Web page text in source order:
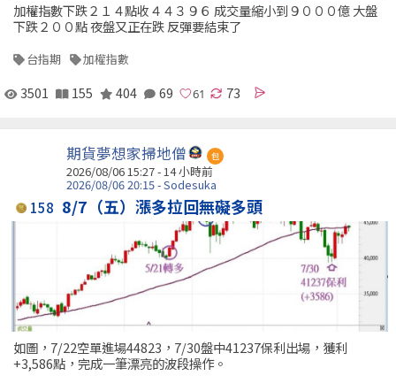
加權指數下跌２１４點收４４３９６ 成交量縮小到９０００億 大盤
下跌２００點 夜盤又正在跌 反彈要結束了
台指期 加權指數
3501 155 404 69 73
期貨夢想家掃地僧 包
2026/08/06 15:27 -14 小時前
2026/08/06 20:15 - Sodesuka
158 8/7（五）漲多拉回無礙多頭
如圖，7/22空單進場44823，7/30盤中41237保利出場，獲利
+3,586點，完成一筆漂亮的波段操作。